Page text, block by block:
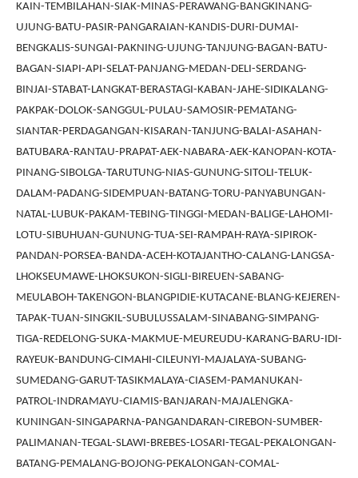
KAIN-TEMBILAHAN-SIAK-MINAS-PERAWANG-BANGKINANG-
UJUNG-BATU-PASIR-PANGARAIAN-KANDIS-DURI-DUMAI-
BENGKALIS-SUNGAI-PAKNING-UJUNG-TANJUNG-BAGAN-BATU-
BAGAN-SIAPI-API-SELAT-PANJANG-MEDAN-DELI-SERDANG-
BINJAI-STABAT-LANGKAT-BERASTAGI-KABAN-JAHE-SIDIKALANG-
PAKPAK-DOLOK-SANGGUL-PULAU-SAMOSIR-PEMATANG-
SIANTAR-PERDAGANGAN-KISARAN-TANJUNG-BALAI-ASAHAN-
BATUBARA-RANTAU-PRAPAT-AEK-NABARA-AEK-KANOPAN-KOTA-
PINANG-SIBOLGA-TARUTUNG-NIAS-GUNUNG-SITOLI-TELUK-
DALAM-PADANG-SIDEMPUAN-BATANG-TORU-PANYABUNGAN-
NATAL-LUBUK-PAKAM-TEBING-TINGGI-MEDAN-BALIGE-LAHOMI-
LOTU-SIBUHUAN-GUNUNG-TUA-SEI-RAMPAH-RAYA-SIPIROK-
PANDAN-PORSEA-BANDA-ACEH-KOTAJANTHO-CALANG-LANGSA-
LHOKSEUMAWE-LHOKSUKON-SIGLI-BIREUEN-SABANG-
MEULABOH-TAKENGON-BLANGPIDIE-KUTACANE-BLANG-KEJEREN-
TAPAK-TUAN-SINGKIL-SUBULUSSALAM-SINABANG-SIMPANG-
TIGA-REDELONG-SUKA-MAKMUE-MEUREUDU-KARANG-BARU-IDI-
RAYEUK-BANDUNG-CIMAHI-CILEUNYI-MAJALAYA-SUBANG-
SUMEDANG-GARUT-TASIKMALAYA-CIASEM-PAMANUKAN-
PATROL-INDRAMAYU-CIAMIS-BANJARAN-MAJALENGKA-
KUNINGAN-SINGAPARNA-PANGANDARAN-CIREBON-SUMBER-
PALIMANAN-TEGAL-SLAWI-BREBES-LOSARI-TEGAL-PEKALONGAN-
BATANG-PEMALANG-BOJONG-PEKALONGAN-COMAL-